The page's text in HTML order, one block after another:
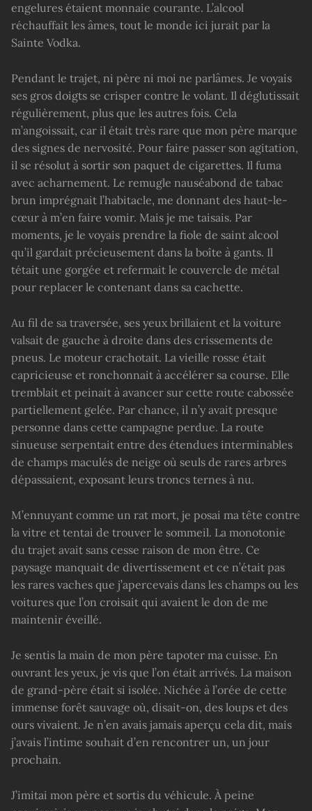
engelures étaient monnaie courante. L’alcool
réchauffait les âmes, tout le monde ici jurait par la
Sainte Vodka.
Pendant le trajet, ni père ni moi ne parlâmes. Je voyais
ses gros doigts se crisper contre le volant. Il déglutissait
régulièrement, plus que les autres fois. Cela
m’angoissait, car il était très rare que mon père marque
des signes de nervosité. Pour faire passer son agitation,
il se résolut à sortir son paquet de cigarettes. Il fuma
avec acharnement. Le remugle nauséabond de tabac
brun imprégnait l’habitacle, me donnant des haut-le-
cœur à m’en faire vomir. Mais je me taisais. Par
moments, je le voyais prendre la fiole de saint alcool
qu’il gardait précieusement dans la boîte à gants. Il
tétait une gorgée et refermait le couvercle de métal
pour replacer le contenant dans sa cachette.
Au fil de sa traversée, ses yeux brillaient et la voiture
valsait de gauche à droite dans des crissements de
pneus. Le moteur crachotait. La vieille rosse était
capricieuse et ronchonnait à accélérer sa course. Elle
tremblait et peinait à avancer sur cette route cabossée
partiellement gelée. Par chance, il n’y avait presque
personne dans cette campagne perdue. La route
sinueuse serpentait entre des étendues interminables
de champs maculés de neige où seuls de rares arbres
dépassaient, exposant leurs troncs ternes à nu.
M’ennuyant comme un rat mort, je posai ma tête contre
la vitre et tentai de trouver le sommeil. La monotonie
du trajet avait sans cesse raison de mon être. Ce
paysage manquait de divertissement et ce n’était pas
les rares vaches que j’apercevais dans les champs ou les
voitures que l’on croisait qui avaient le don de me
maintenir éveillé.
Je sentis la main de mon père tapoter ma cuisse. En
ouvrant les yeux, je vis que l’on était arrivés. La maison
de grand-père était si isolée. Nichée à l’orée de cette
immense forêt sauvage où, disait-on, des loups et des
ours vivaient. Je n’en avais jamais aperçu cela dit, mais
j’avais l’intime souhait d’en rencontrer un, un jour
prochain.
J’imitai mon père et sortis du véhicule. À peine